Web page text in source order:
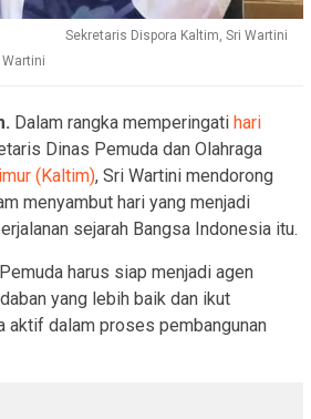
Sekretaris Dispora Kaltim, Sri Wartini
Dalam rangka memperingati hari
Dinas Pemuda dan Olahraga
(Kaltim), Sri Wartini mendorong
menyambut hari yang menjadi
sejarah Bangsa Indonesia itu.
harus siap menjadi agen
yang lebih baik dan ikut
aktif dalam proses pembangunan